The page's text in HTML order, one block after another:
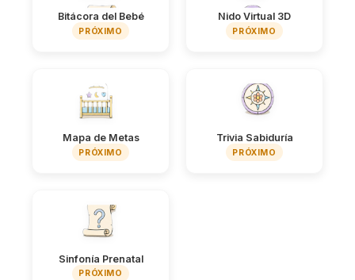
Bitácora del Bebé
PRÓXIMO
Nido Virtual 3D
PRÓXIMO
Mapa de Metas
PRÓXIMO
Trivia Sabiduría
PRÓXIMO
Sinfonía Prenatal
PRÓXIMO